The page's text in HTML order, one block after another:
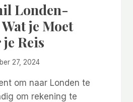
Londen-
je Moet
Reis
27, 2024
om naar Londen te
om rekening te